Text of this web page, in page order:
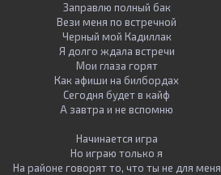
Заправлю полный бак
Вези меня по встречной
Черный мой Кадиллак
Я долго ждала встречи
Мои глаза горят
Как афиши на билбордах
Сегодня будет в кайф
А завтра и не вспомню
Начинается игра
Но играю только я
На районе говорят то, что ты не для меня